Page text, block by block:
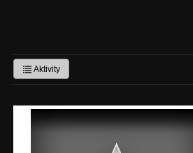
Aktivity